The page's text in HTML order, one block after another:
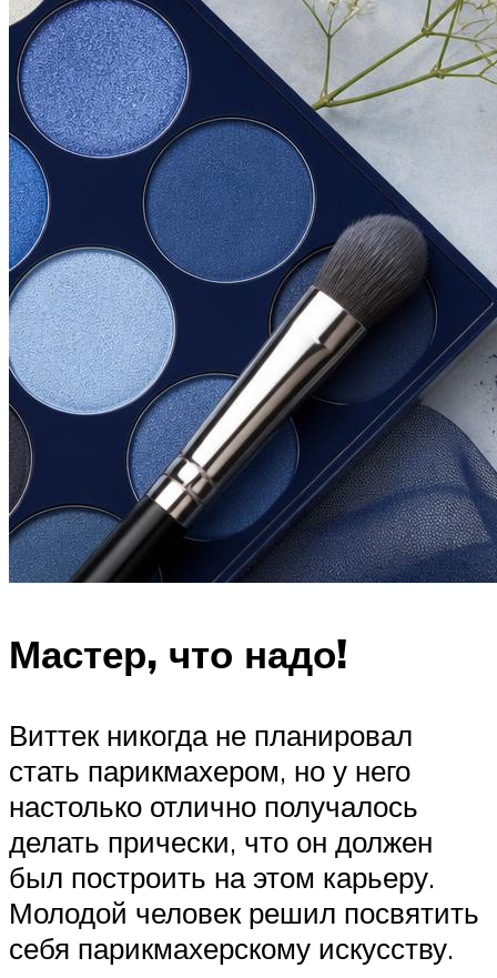
Мастер, что надо!
Виттек никогда не планировал
стать парикмахером, но у него
настолько отлично получалось
делать прически, что он должен
был построить на этом карьеру.
Молодой человек решил посвятить
себя парикмахерскому искусству.